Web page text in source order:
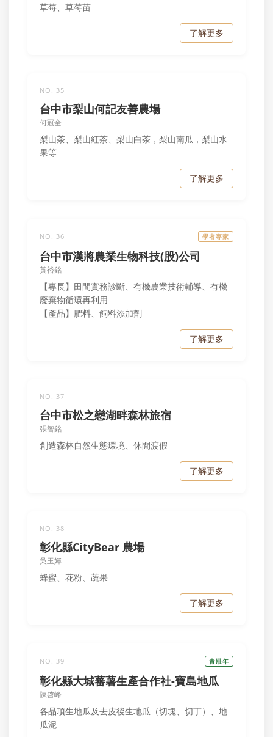
草莓、草莓苗
了解更多
NO. 35
台中市梨山何記友善農場
何冠全
梨山茶、梨山紅茶、梨山白茶，梨山南瓜，梨山水
果等
了解更多
NO. 36 學者專家
台中市漢將農業生物科技(股)公司
黃裕銘
【專長】田間實務診斷、有機農業技術輔導、有機
廢棄物循環再利用
【產品】肥料、飼料添加劑
了解更多
NO. 37
台中市松之戀湖畔森林旅宿
張智銘
創造森林自然生態環境、休閒渡假
了解更多
NO. 38
彰化縣CityBear 農場
吳玉嬋
蜂蜜、花粉、蔬果
了解更多
NO. 39 青壯年
彰化縣大城蕃薯生產合作社-寶島地瓜
陳啓峰
各品項生地瓜及去皮後生地瓜（切塊、切丁）、地
瓜泥